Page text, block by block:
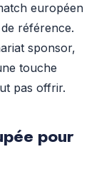
européen
référence.
sponsor,
touche
pas offrir.
pour